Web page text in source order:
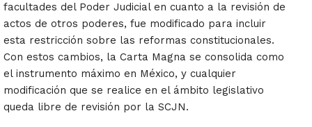
facultades del Poder Judicial en cuanto a la revisión de
actos de otros poderes, fue modificado para incluir
esta restricción sobre las reformas constitucionales.
Con estos cambios, la Carta Magna se consolida como
el instrumento máximo en México, y cualquier
modificación que se realice en el ámbito legislativo
queda libre de revisión por la SCJN.